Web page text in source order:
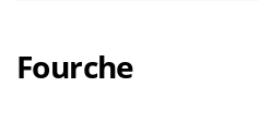
Fourche